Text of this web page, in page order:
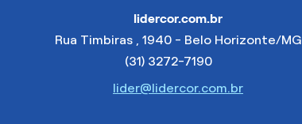
lidercor.com.br
Rua Timbiras , 1940 - Belo Horizonte/MG
(31) 3272-7190
lider@lidercor.com.br